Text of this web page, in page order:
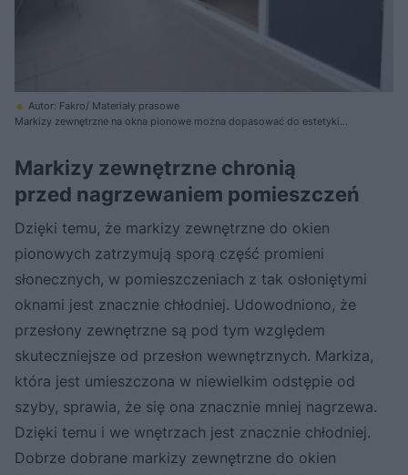
Autor: Fakro/ Materiały prasowe
Markizy zewnętrzne na okna pionowe można dopasować do estetyki
Markizy zewnętrzne chronią
przed nagrzewaniem pomieszczeń
Dzięki temu, że markizy zewnętrzne do okien
pionowych zatrzymują sporą część promieni
słonecznych, w pomieszczeniach z tak osłoniętymi
oknami jest znacznie chłodniej. Udowodniono, że
przesłony zewnętrzne są pod tym względem
skuteczniejsze od przesłon wewnętrznych. Markiza,
która jest umieszczona w niewielkim odstępie od
szyby, sprawia, że się ona znacznie mniej nagrzewa.
Dzięki temu i we wnętrzach jest znacznie chłodniej.
Dobrze dobrane markizy zewnętrzne do okien